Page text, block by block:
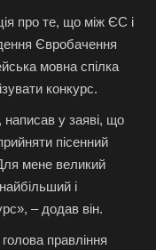
про те, що між ЄС і
Євробачення
мовна спілка
конкурс.
написав у заяві, що
пісенний
мене великий
і
– додав він.
правління